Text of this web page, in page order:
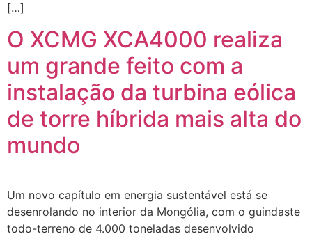
[…]
O XCMG XCA4000 realiza
um grande feito com a
instalação da turbina eólica
de torre híbrida mais alta do
mundo
Um novo capítulo em energia sustentável está se
desenrolando no interior da Mongólia, com o guindaste
todo-terreno de 4.000 toneladas desenvolvido